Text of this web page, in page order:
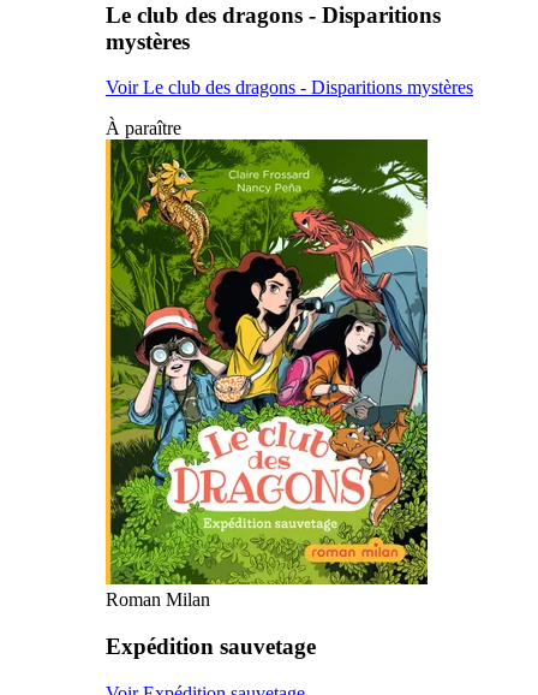
Le club des dragons - Disparitions
mystères
Voir Le club des dragons - Disparitions mystères
À paraître
Roman Milan
Expédition sauvetage